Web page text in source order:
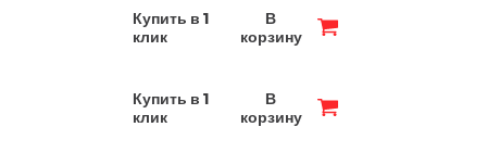
Купить в 1
клик
В
корзину
Купить в 1
клик
В
корзину